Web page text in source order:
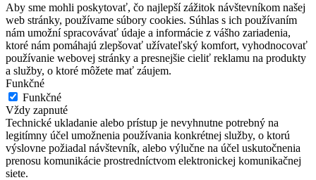
Aby sme mohli poskytovať, čo najlepší zážitok návštevníkom našej
web stránky, používame súbory cookies. Súhlas s ich používaním
nám umožní spracovávať údaje a informácie z vášho zariadenia,
ktoré nám pomáhajú zlepšovať užívateľský komfort, vyhodnocovať
používanie webovej stránky a presnejšie cieliť reklamu na produkty
a služby, o ktoré môžete mať záujem.
Funkčné
Funkčné
Vždy zapnuté
Technické ukladanie alebo prístup je nevyhnutne potrebný na
legitímny účel umožnenia používania konkrétnej služby, o ktorú
výslovne požiadal návštevník, alebo výlučne na účel uskutočnenia
prenosu komunikácie prostredníctvom elektronickej komunikačnej
siete.